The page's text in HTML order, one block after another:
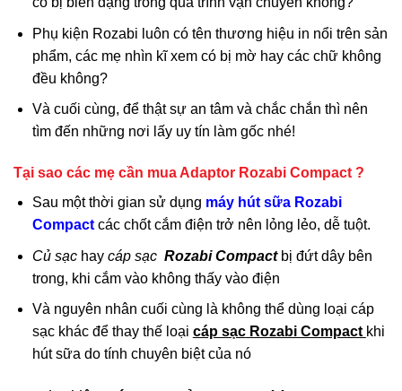
Phụ kiện Rozabi luôn có tên thương hiệu in nổi trên sản
phẩm, các mẹ nhìn kĩ xem có bị mờ hay các chữ không
đều không?
Và cuối cùng, để thật sự an tâm và chắc chắn thì nên
tìm đến những nơi lấy uy tín làm gốc nhé!
Tại sao các mẹ cần mua Adaptor Rozabi Compact ?
Sau một thời gian sử dụng máy hút sữa Rozabi
Compact các chốt cắm điện trở nên lỏng lẻo, dễ tuột.
Củ sạc hay cáp sạc Rozabi Compact bị đứt dây bên
trong, khi cắm vào không thấy vào điện
Và nguyên nhân cuối cùng là không thể dùng loại cáp
sạc khác để thay thế loại cáp sạcRozabi Compact khi
hút sữa do tính chuyên biệt của nó